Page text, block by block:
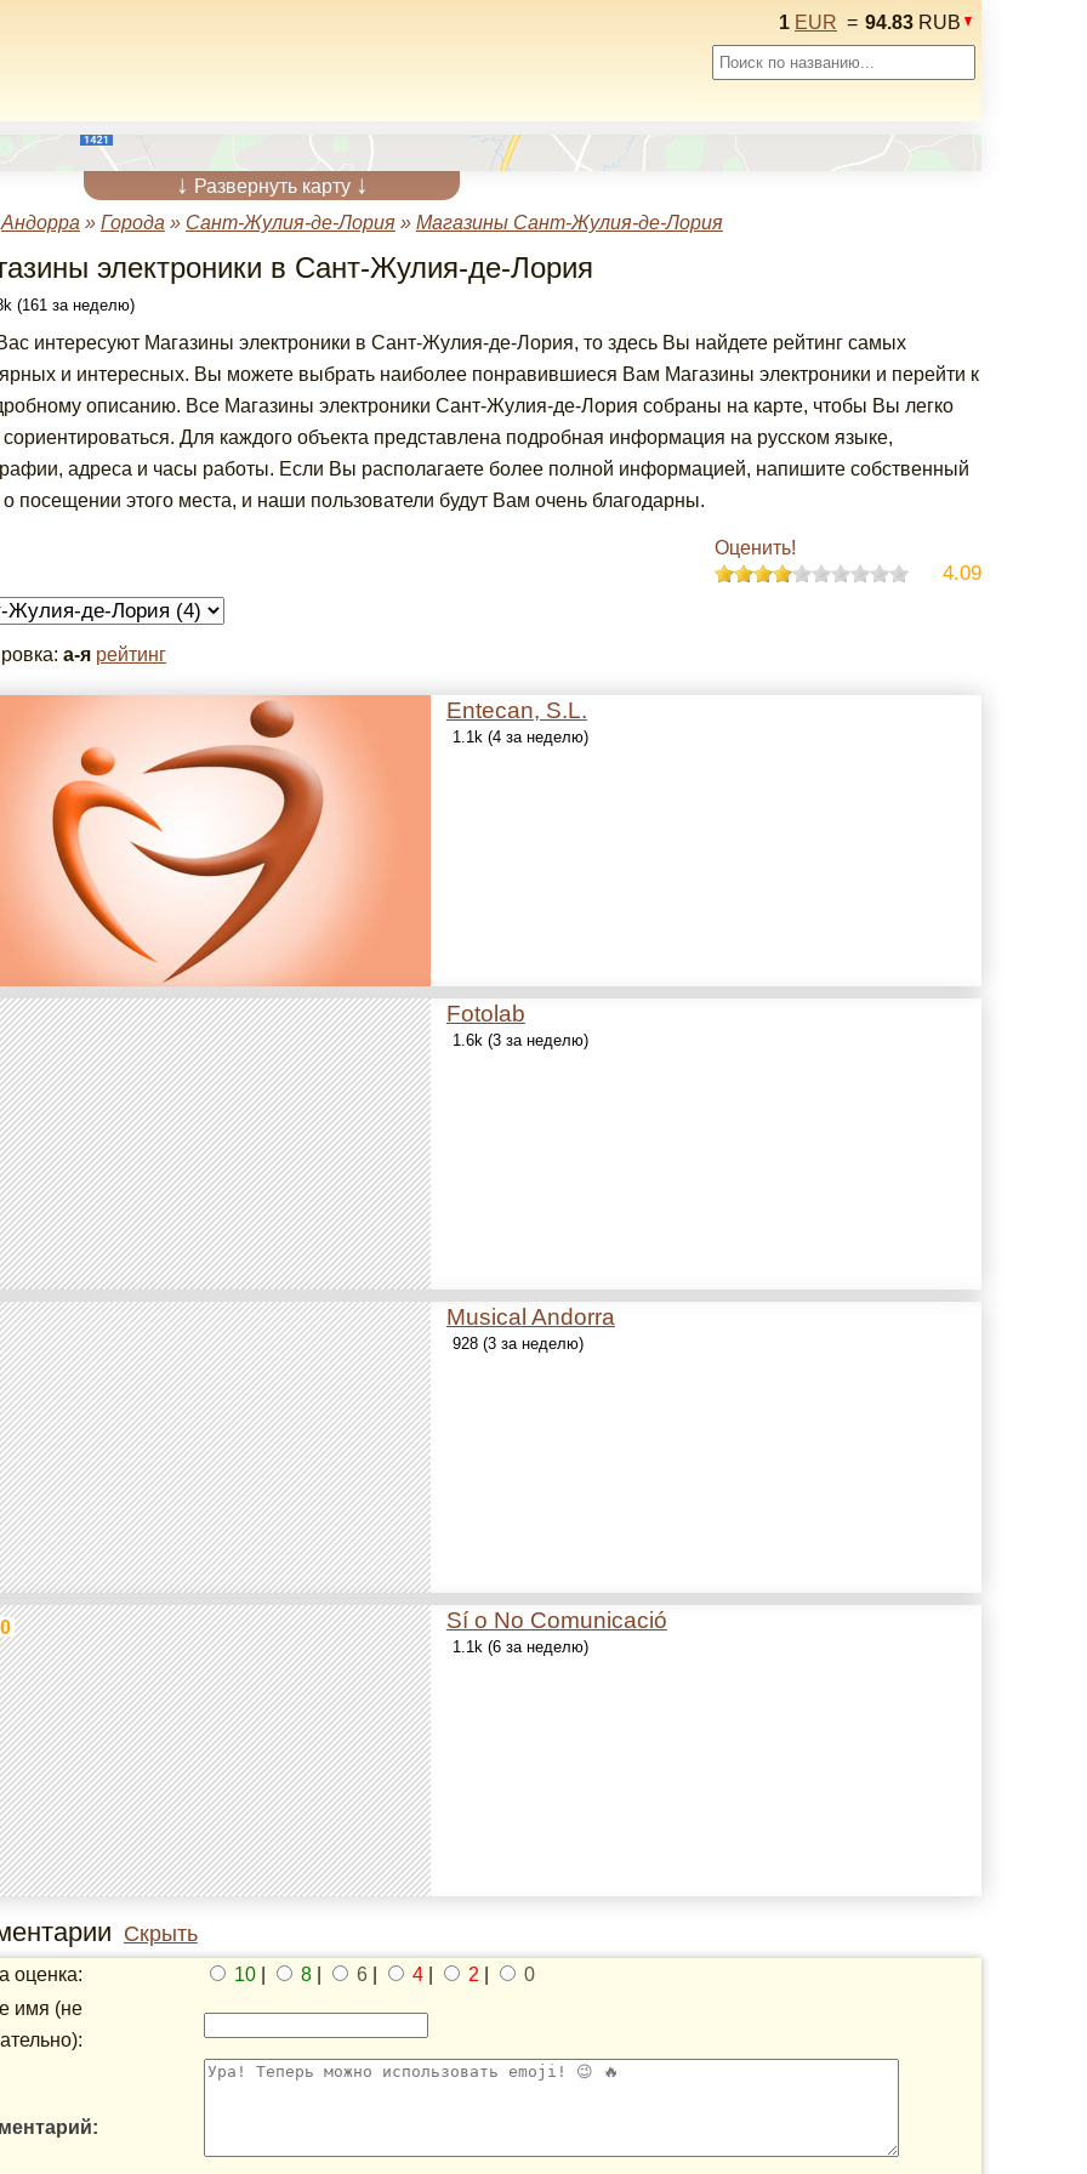
1 EUR = 94.83 RUB
↓ Развернуть карту ↓
Андорра » Города » Сант-Жулия-де-Лория» Магазины Сант-Жулия-де-Лория
электроники в Сант-Жулия-де-Лория
(161 за неделю)
интересуют Магазины электроники в Сант-Жулия-де-Лория, то здесь Вы найдете рейтинг самых
и интересных. Вы можете выбрать наиболее понравившиеся Вам Магазины электроники и перейти к
описанию. Все Магазины электроники Сант-Жулия-де-Лория собраны на карте, чтобы Вы легко
Для каждого объекта представлена подробная информация на русском языке,
адреса и часы работы. Если Вы располагаете более полной информацией, напишите собственный
посещении этого места, и наши пользователи будут Вам очень благодарны.
Оценить!
4.09
а-я рейтинг
Entecan, S.L.
1.1k (4 за неделю)
Fotolab
1.6k (3 за неделю)
Musical Andorra
928 (3 за неделю)
Sí o No Comunicació
1.1k (6 за неделю)
Скрыть
оценка: 10| 8| 6| 4| 2
0
имя (не